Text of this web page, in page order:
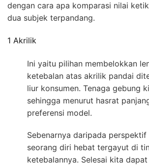
dengan cara apa komparasi nilai
dua subjek terpandang.
1 Akrilik
Ini yaitu pilihan membelokkan
ketebalan atas akrilik pandai
liur konsumen. Tenaga gebung
sehingga menurut hasrat
preferensi model.
Sebenarnya daripada perspektif
seorang diri hebat tergayut di
ketebalannya. Selesai kita